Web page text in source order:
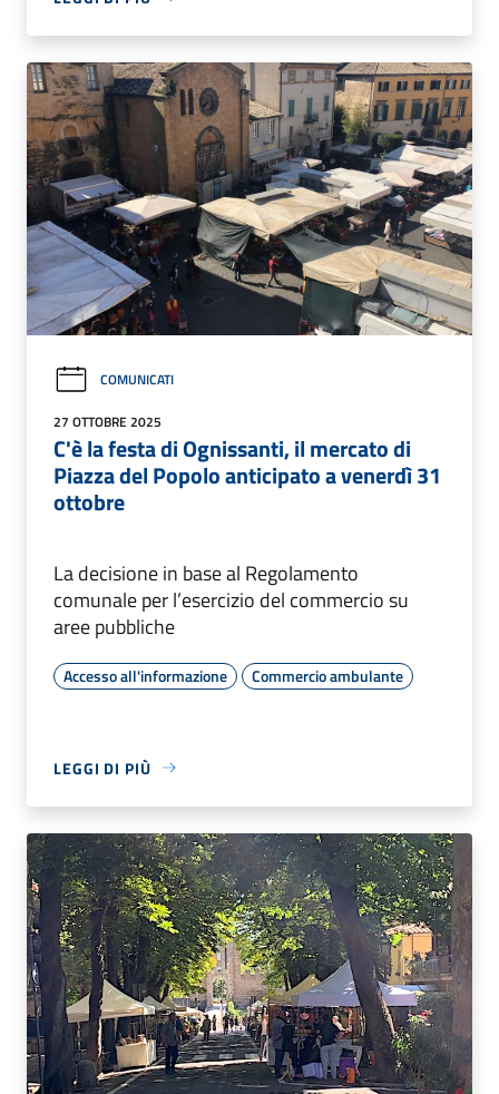
COMUNICATI
27 OTTOBRE 2025
C'è la festa di Ognissanti, il mercato di
Piazza del Popolo anticipato a venerdì 31
ottobre
La decisione in base al Regolamento
comunale per l’esercizio del commercio su
aree pubbliche
Accesso all'informazione Commercio ambulante
LEGGI DI PIÙ